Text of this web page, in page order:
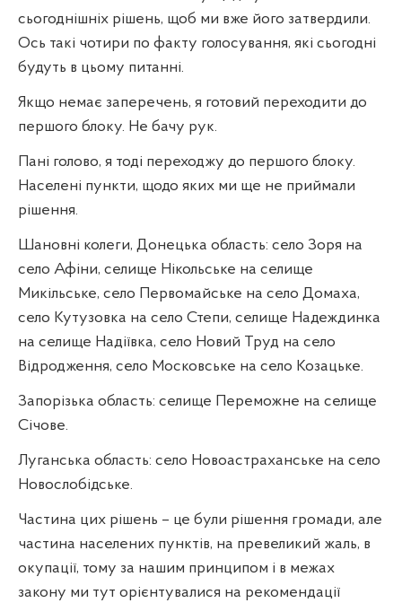
сьогоднішніх рішень, щоб ми вже його затвердили.
Ось такі чотири по факту голосування, які сьогодні
будуть в цьому питанні.
Якщо немає заперечень, я готовий переходити до
першого блоку. Не бачу рук.
Пані голово, я тоді переходжу до першого блоку.
Населені пункти, щодо яких ми ще не приймали
рішення.
Шановні колеги, Донецька область: село Зоря на
село Афіни, селище Нікольське на селище
Микільське, село Первомайське на село Домаха,
село Кутузовка на село Степи, селище Надеждинка
на селище Надіївка, село Новий Труд на село
Відродження, село Московське на село Козацьке.
Запорізька область: селище Переможне на селище
Січове.
Луганська область: село Новоастраханське на село
Новослобідське.
Частина цих рішень – це були рішення громади, але
частина населених пунктів, на превеликий жаль, в
окупації, тому за нашим принципом і в межах
закону ми тут орієнтувалися на рекомендації